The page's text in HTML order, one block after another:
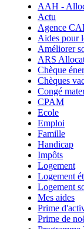
AAH -
Actu
Agence
Aides pour
Améliorer
ARS
Chèque
Chèques
Congé
CPAM
Ecole
Emploi
Famille
Handicap
Impôts
Logement
Logement
Logement
Mes aides
Prime
Prime de